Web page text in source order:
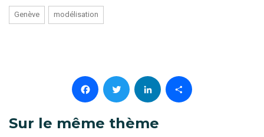
Genève modélisation
Facebook
Twitter
LinkedIn
Partager
Sur le même thème